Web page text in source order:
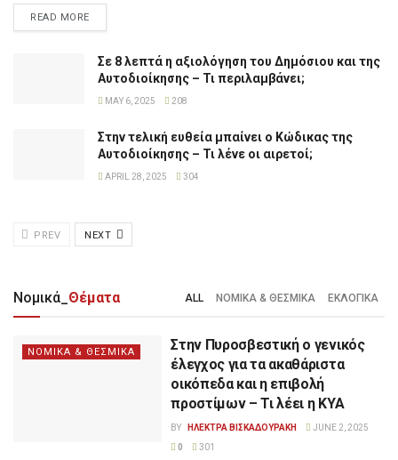
READ MORE
Σε 8 λεπτά η αξιολόγηση του Δημόσιου και της
Αυτοδιοίκησης – Τι περιλαμβάνει;
MAY 6, 2025 208
Στην τελική ευθεία μπαίνει ο Κώδικας της
Αυτοδιοίκησης – Τι λένε οι αιρετοί;
APRIL 28, 2025 304
PREV NEXT
Νομικά_ Θέματα ALL ΝΟΜΙΚΑ & ΘΕΣΜΙΚΑ ΕΚΛΟΓΙΚΑ
ΝΟΜΙΚΑ & ΘΕΣΜΙΚΑ
Στην Πυροσβεστική ο γενικός
έλεγχος για τα ακαθάριστα
οικόπεδα και η επιβολή
προστίμων – Τι λέει η ΚΥΑ
BY ΗΛΕΚΤΡΑ ΒΙΣΚΑΔΟΥΡΑΚΗ
JUNE 2, 2025
0
301